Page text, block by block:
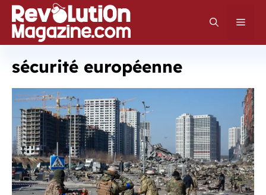
Aller
au
contenu
sécurité européenne